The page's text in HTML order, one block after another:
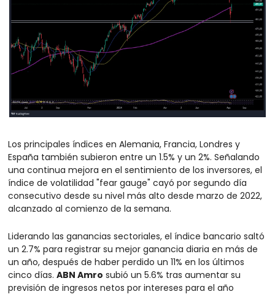
Los principales índices en Alemania, Francia, Londres y
España también subieron entre un 1.5% y un 2%. Señalando
una continua mejora en el sentimiento de los inversores, el
índice de volatilidad "fear gauge" cayó por segundo día
consecutivo desde su nivel más alto desde marzo de 2022,
alcanzado al comienzo de la semana.
Liderando las ganancias sectoriales, el índice bancario saltó
un 2.7% para registrar su mejor ganancia diaria en más de
un año, después de haber perdido un 11% en los últimos
cinco días. ABN Amro subió un 5.6% tras aumentar su
previsión de ingresos netos por intereses para el año